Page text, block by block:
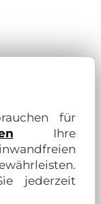
–
auch
Ihre
Sie z.
auf den
Lage am
für
Ihre
jederzeit